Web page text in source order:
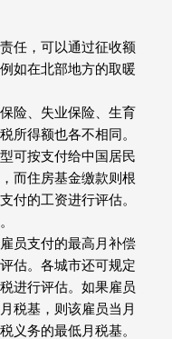
任，可以通过征收额
如在北部地方的取暖
险、失业保险、生育
所得额也各不相同。
可按支付给中国居民
而住房基金缴款则根
付的工资进行评估。
员支付的最高月补偿
估。各城市还可规定
进行评估。如果雇员
税基，则该雇员当月
义务的最低月税基。